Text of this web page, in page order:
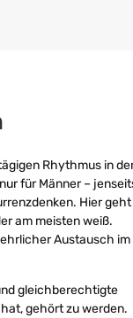
Rhythmus in
für Männer –
Hier geht
am meisten weiß.
Austausch im
gleichberechtigte
gehört zu werden.